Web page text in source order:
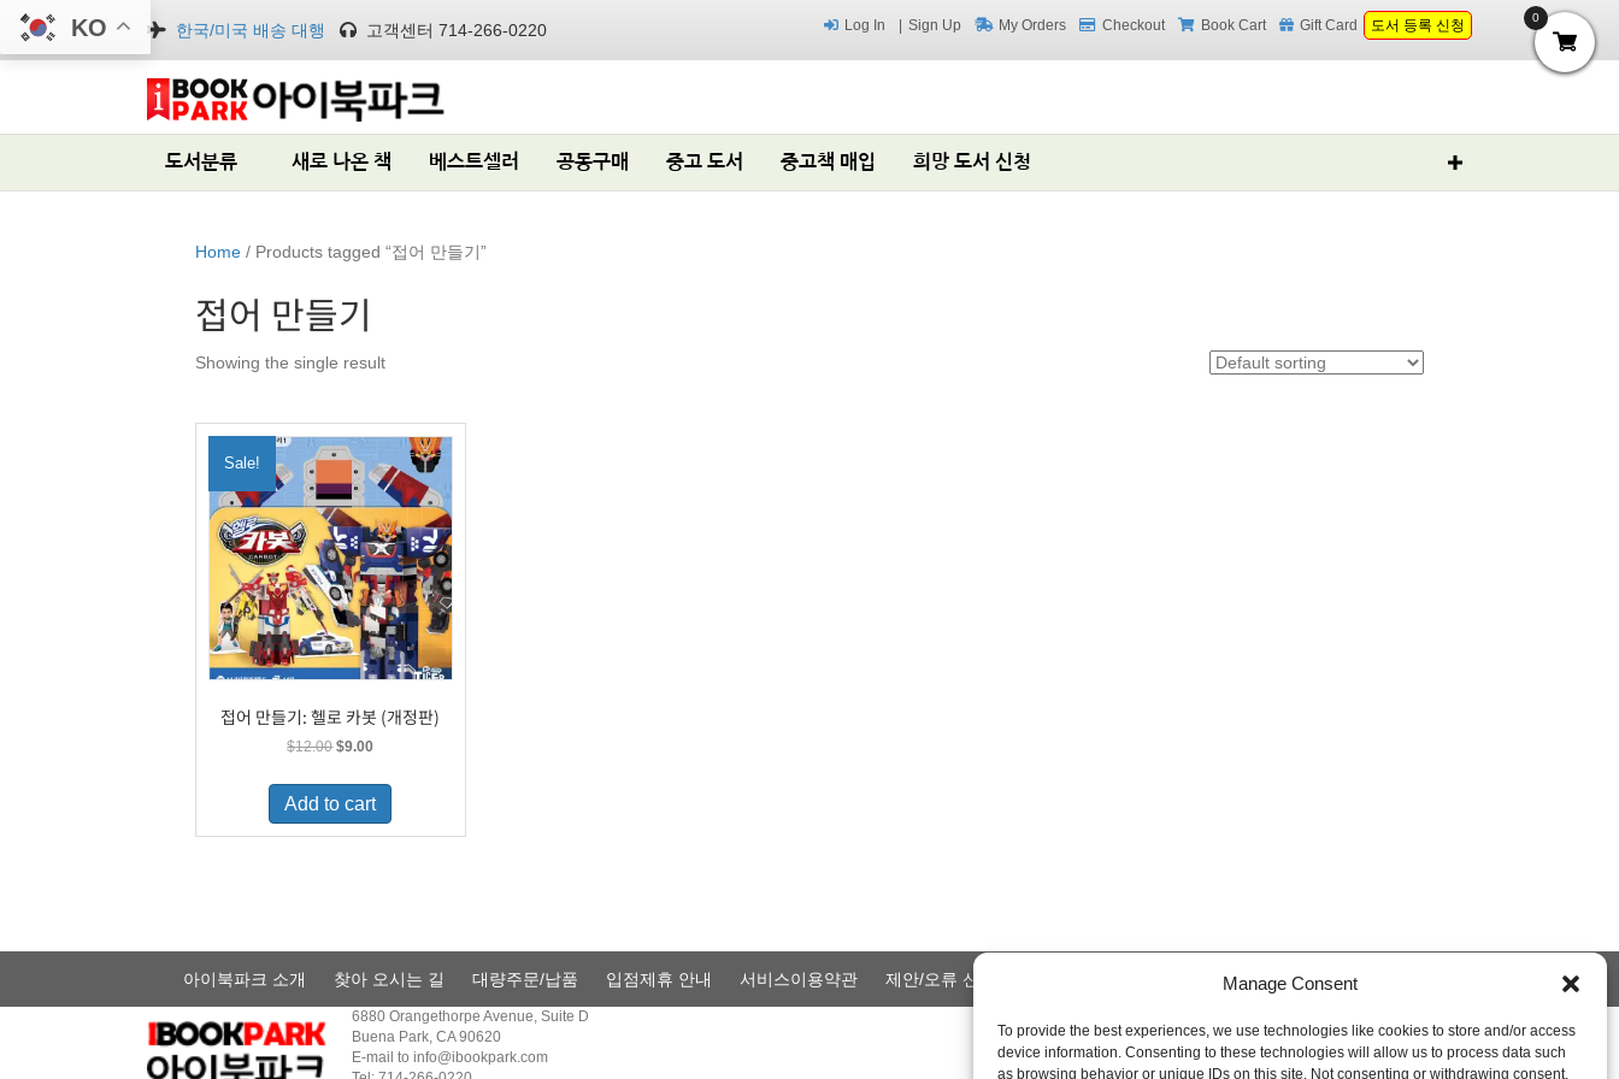
Manage Consent
To provide the best experiences, we use technologies like cookies to store and/or access
device information. Consenting to these technologies will allow us to process data such
as browsing behavior or unique IDs on this site. Not consenting or withdrawing consent,
한국/미국 배송 대행 고객센터 714-266-0220 Log In Sign Up My Orders Checkout Book Cart Gift Card 도서 등록 신청
도서분류 새로 나온 책 베스트셀러 공동구매 중고 도서 중고책 매입 희망 도서 신청
Home / Products tagged “접어 만들기”
접어 만들기
Showing the single result
Sale!
접어 만들기: 헬로 카봇 (개정판)
$12.00Original
was:
$12.00.
$9.00Current
is:
$9.00.
Add to cart
아이북파크 소개 찾아 오시는 길 대량주문/납품 입점제휴 안내 서비스이용약관 제안/오류 신고 Shipping and Returns My Account
6880 Orangethorpe Avenue, Suite D
Buena Park, CA 90620
E-mail to info@ibookpark.com
KO 0